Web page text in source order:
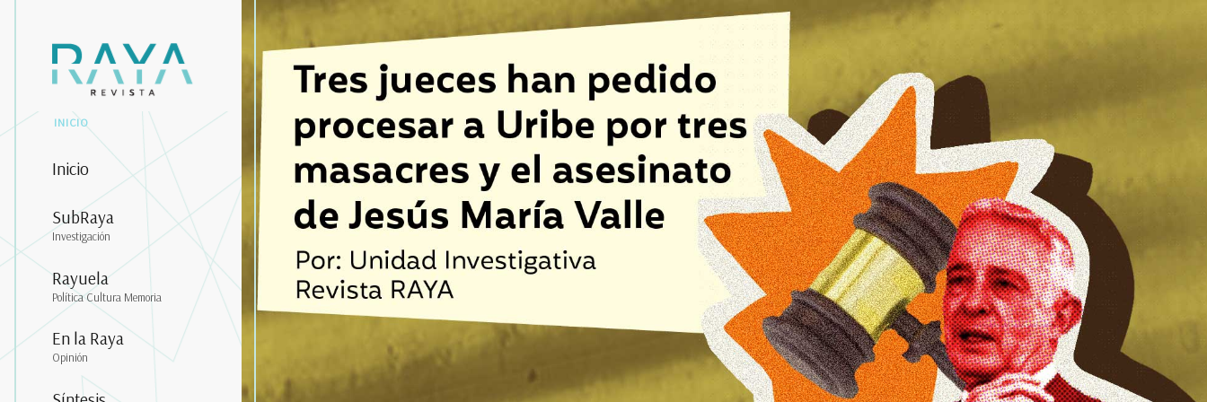
INICIO
Inicio
SubRaya
Investigación
Rayuela
Política Cultura Memoria
En la Raya
Opinión